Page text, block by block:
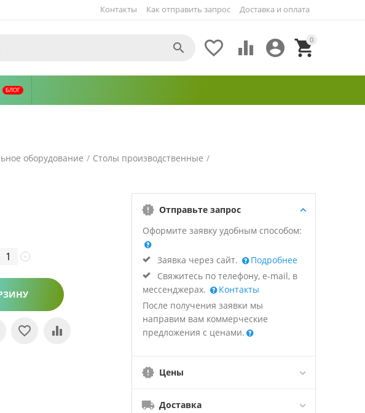
Как отправить запрос Доставка и оплата
Контакты
0


 

БЛОГ
оборудование / Столы производственные /
+
Отправьте запрос
Оформите заявку удобным способом:
Заявка через сайт.
Подробнее
Свяжитесь по телефону, e-mail, в
мессенджерах.
Контакты
После получения заявки мы
направим вам коммерческие
предложения с ценами.
Цены
Доставка